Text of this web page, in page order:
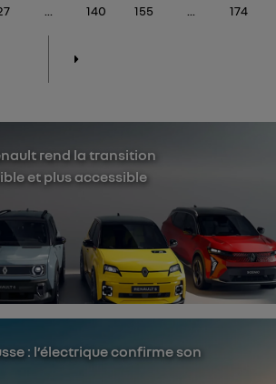
... 140 155 ... 174
rend la transition
et plus accessible
: l’électrique confirme son